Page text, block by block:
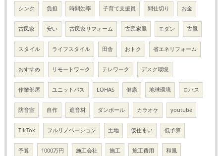
シンク 負担 時間効率 子育て支援員 間仕切り お金
古民家 安い 古民家リフォーム 古民家風 モダン 古風
スタイル ライフスタイル 田舎 おトク 省エネリフォーム
おすすめ リモートワーク テレワーク デスク環境
作業部屋 ユニットバス LOHAS 健康 地球環境 ロハス
防音室 自作 遮音材 ダンボール カラオケ youtube
TIkTok フルリノベーション 土地 仮住まい 低予算
予算 1000万円 施工会社 施工 施工費用 和風